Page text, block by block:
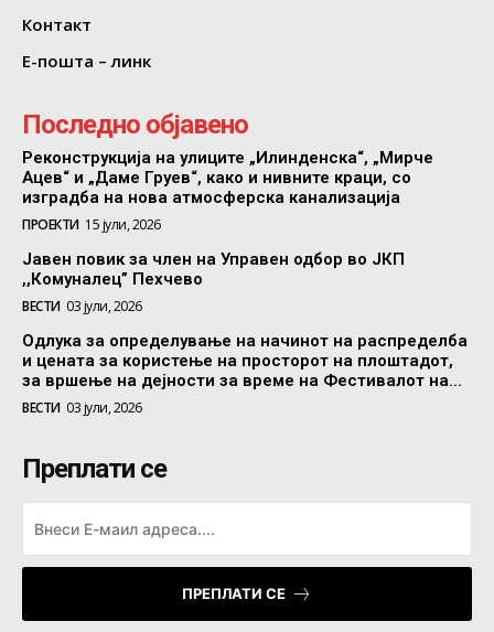
Контакт
Е-пошта – линк
Последно објавено
Реконструкција на улиците „Илинденска“, „Мирче
Ацев“ и „Даме Груев“, како и нивните краци, со
изградба на нова атмосферска канализација
ПРОЕКТИ 15 јули, 2026
Јавен повик за член на Управен одбор во ЈКП
,,Комуналец” Пехчево
ВЕСТИ 03 јули, 2026
Одлука за определување на начинот на распределба
и цената за користење на просторот на плоштадот,
за вршење на дејности за време на Фестивалот на...
ВЕСТИ 03 јули, 2026
Преплати се
ПРЕПЛАТИ СЕ